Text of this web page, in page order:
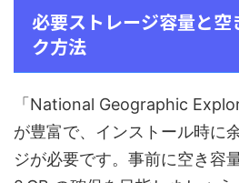
必要ストレージ容量と空
ク方法
「National Geographic
が豊富で、インストール時に
ジが必要です。事前に空き容